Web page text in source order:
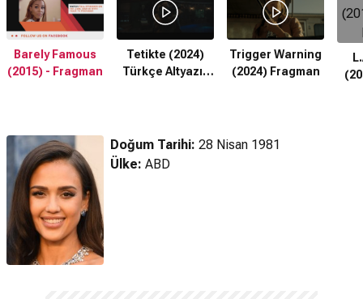
Barely Famous
(2015) - Fragman
Tetikte (2024)
Türkçe Altyazılı
Trigger Warning
(2024) Fragman
Doğum Tarihi: 28 Nisan 1981
Ülke: ABD